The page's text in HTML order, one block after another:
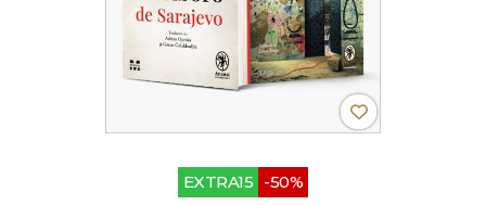
EXTRA15 -50%